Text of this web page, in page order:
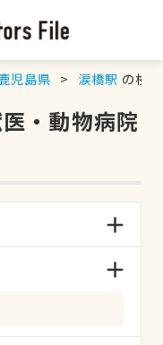
児島県 涙橋駅 の検
・動物病院